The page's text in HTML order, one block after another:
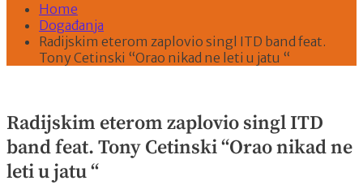
Home
Događanja
Radijskim eterom zaplovio singl ITD band feat.
Tony Cetinski “Orao nikad ne leti u jatu “
Radijskim eterom zaplovio singl ITD
band feat. Tony Cetinski “Orao nikad ne
leti u jatu “